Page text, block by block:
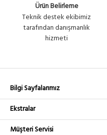
Ürün Belirleme
Teknik destek ekibimiz
tarafından danışmanlık
hizmeti
Bilgi Sayfalarımız
Ekstralar
Müşteri Servisi